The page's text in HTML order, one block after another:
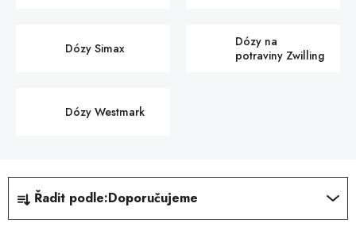
Dózy Simax
Dózy na
potraviny Zwilling
Dózy Westmark
Ř
z
Řadit podle:Doporučujeme